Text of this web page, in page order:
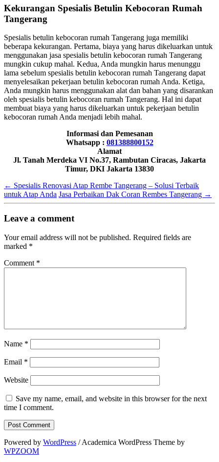
Kekurangan Spesialis Betulin Kebocoran Rumah
Tangerang
Spesialis betulin kebocoran rumah Tangerang juga memiliki
beberapa kekurangan. Pertama, biaya yang harus dikeluarkan untuk
menggunakan jasa spesialis betulin kebocoran rumah Tangerang
mungkin cukup mahal. Kedua, Anda mungkin harus menunggu
lama sebelum spesialis betulin kebocoran rumah Tangerang dapat
menyelesaikan pekerjaan betulin kebocoran rumah Anda. Ketiga,
Anda mungkin harus menggunakan alat dan bahan yang disarankan
oleh spesialis betulin kebocoran rumah Tangerang. Hal ini dapat
membuat biaya yang harus dikeluarkan untuk pekerjaan betulin
kebocoran rumah Anda menjadi lebih mahal.
Informasi dan Pemesanan
Whatsapp : 081388800152
Alamat
Jl. Tanah Merdeka VI No.37, Rambutan Ciracas, Jakarta
Timur, DKI Jakarta 13830
← Spesialis Renovasi Atap Rembe Tangerang – Solusi Terbaik
untuk Atap Anda Jasa Perbaikan Dak Coran Rembes Tangerang →
Leave a comment
Your email address will not be published. Required fields are
marked *
Comment *
Name *
Email *
Website
Save my name, email, and website in this browser for the next
time I comment.
Powered by WordPress / Academica WordPress Theme by
WPZOOM